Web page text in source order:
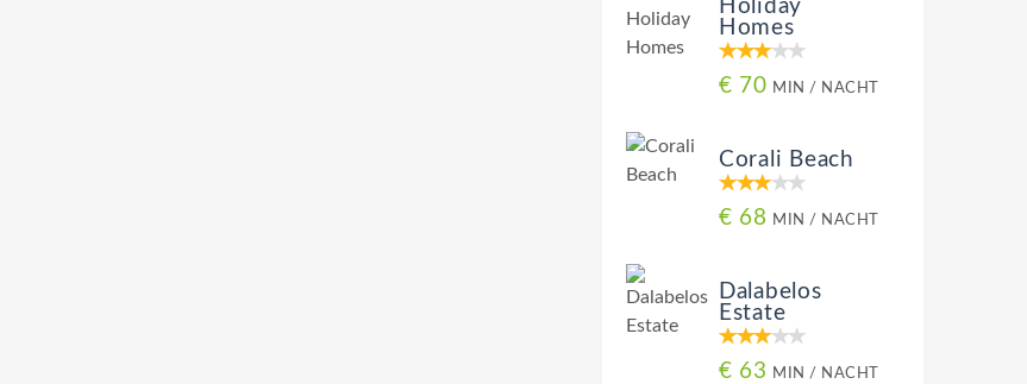
Holiday
Homes
€ 70 MIN / NACHT
Corali Beach
€ 68 MIN / NACHT
Dalabelos
Estate
€ 63 MIN / NACHT